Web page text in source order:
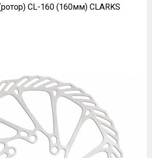
CL-160 (160мм) CLARKS